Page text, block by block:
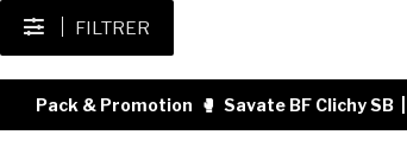
FILTRER
Pack & Promotion 🥊 Savate BF Clichy SB